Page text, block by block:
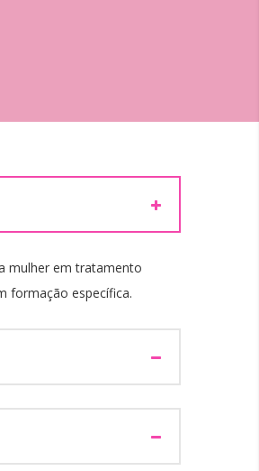
mulher em tratamento
formação específica.